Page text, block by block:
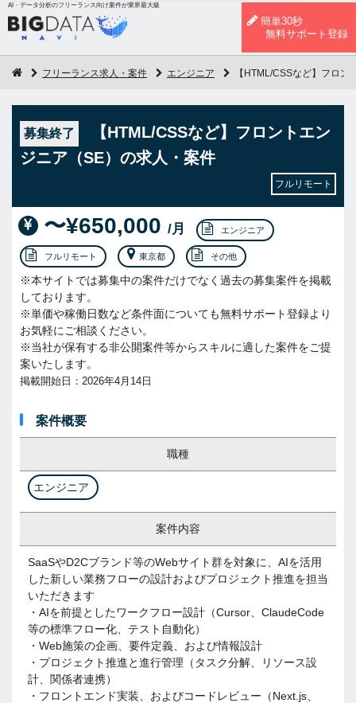
AI・データ分析のフリーランス向け案件が業界最大級
簡単30秒
無料サポート登録
フリーランス求人・案件 エンジニア 【HTML/CSSなど】フロ
募集終了
【HTML/CSSなど】フロントエン
ジニア（SE）の求人・案件
フルリモート
〜¥650,000 /月 エンジニア
フルリモート 東京都 その他
※本サイトでは募集中の案件だけでなく過去の募集案件を掲載
しております。
※単価や稼働日数など条件面についても無料サポート登録より
お気軽にご相談ください。
※当社が保有する非公開案件等からスキルに適した案件をご提
案いたします。
掲載開始日：2026年4月14日
案件概要
職種
エンジニア
案件内容
SaaSやD2Cブランド等のWebサイト群を対象に、AIを活用
した新しい業務フローの設計およびプロジェクト推進を担当
いただきます
・AIを前提としたワークフロー設計（Cursor、ClaudeCode
等の標準フロー化、テスト自動化）
・Web施策の企画、要件定義、および情報設計
・プロジェクト推進と進行管理（タスク分解、リソース設
計、関係者連携）
・フロントエンド実装、およびコードレビュー（Next.js、